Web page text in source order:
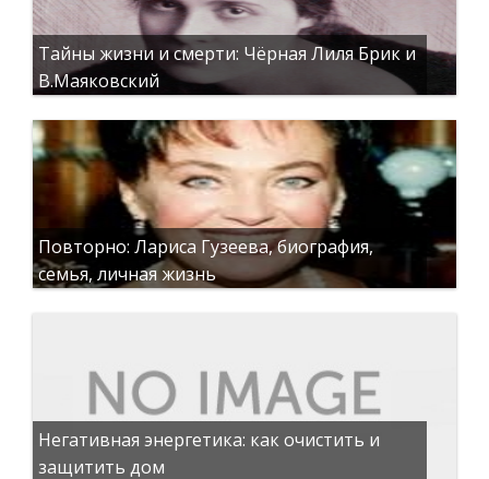
Тайны жизни и смерти: Чёрная Лиля Брик и
В.Маяковский
Повторно: Лариса Гузеева, биография,
семья, личная жизнь
Негативная энергетика: как очистить и
защитить дом